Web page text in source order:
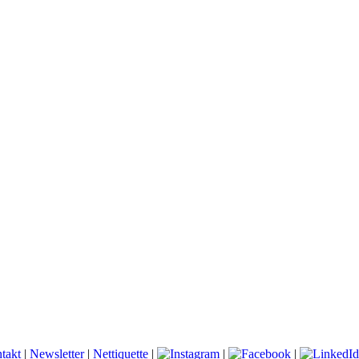
| Newsletter | Nettiquette | | |